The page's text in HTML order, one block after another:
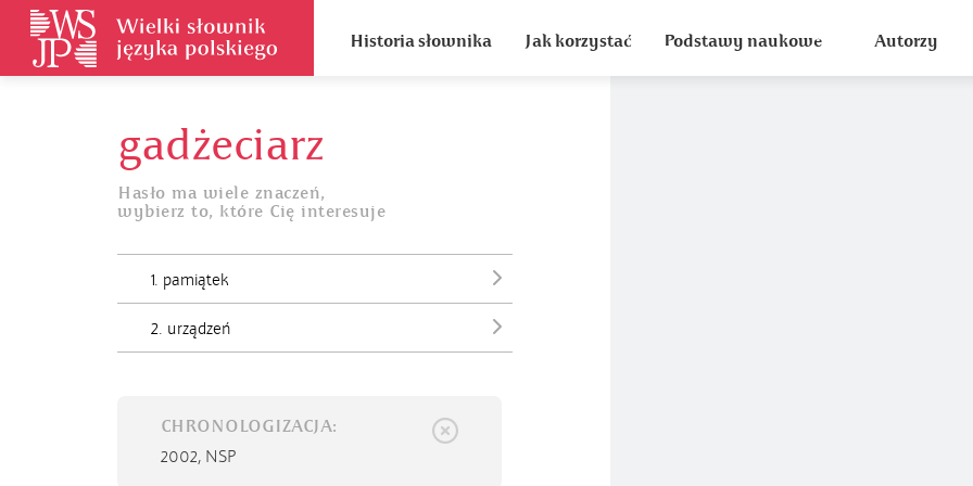
Historia słownika Jak korzystać Podstawy naukowe Autorzy
gadżeciarz
Hasło ma wiele znaczeń,
wybierz to, które Cię interesuje
1. pamiątek
2. urządzeń
CHRONOLOGIZACJA:
2002, NSP